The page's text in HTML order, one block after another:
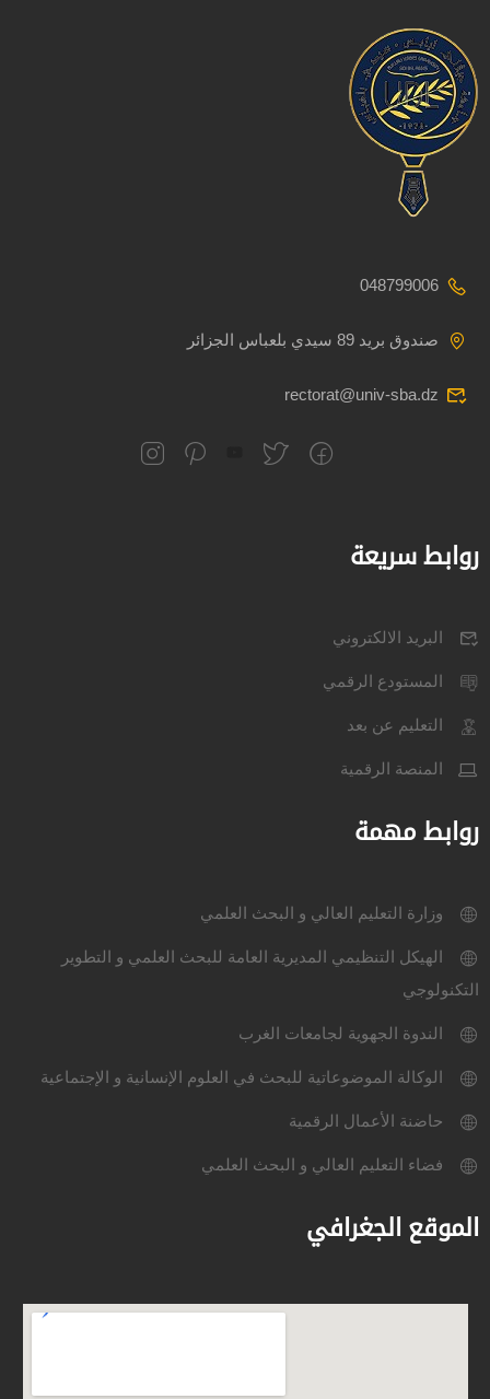
048799006
صندوق بريد 89 سيدي بلعباس الجزائر
rectorat@univ-sba.dz
روابط سريعة
البريد الالكتروني
المستودع الرقمي
التعليم عن بعد
المنصة الرقمية
روابط مهمة
وزارة التعليم العالي و البحث العلمي
الهيكل التنظيمي المديرية العامة للبحث العلمي و التطوير
التكنولوجي
الندوة الجهوية لجامعات الغرب
الوكالة الموضوعاتية للبحث في العلوم الإنسانية و الإجتماعية
حاضنة الأعمال الرقمية
فضاء التعليم العالي و البحث العلمي
الموقع الجغرافي